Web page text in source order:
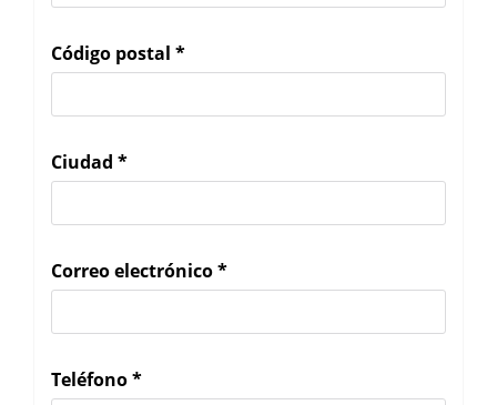
Código postal *
Ciudad *
Correo electrónico*
Teléfono*